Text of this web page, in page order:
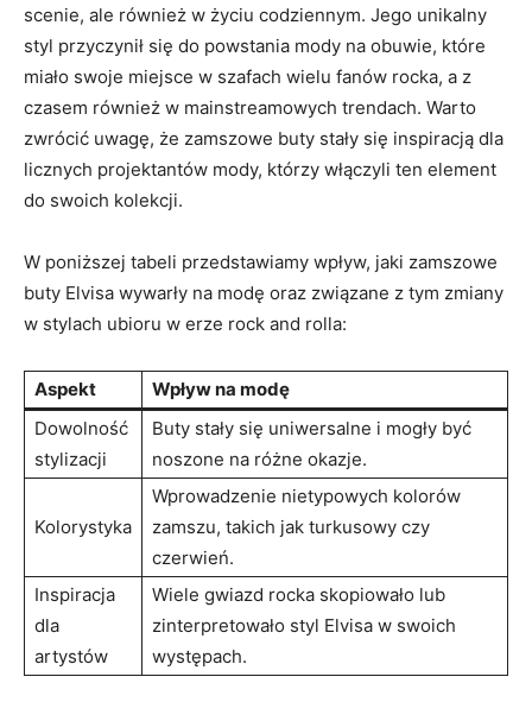
scenie, ale również w życiu codziennym. Jego unikalny
styl przyczynił się do powstania mody na obuwie, które
miało swoje miejsce w szafach wielu fanów rocka, a z
czasem również w mainstreamowych trendach. Warto
zwrócić uwagę, że zamszowe buty stały się inspiracją dla
licznych projektantów mody, którzy włączyli ten element
do swoich kolekcji.
W poniższej tabeli przedstawiamy wpływ, jaki zamszowe
buty Elvisa wywarły na modę oraz związane z tym zmiany
w stylach ubioru w erze rock and rolla:
Aspekt
Wpływ na modę
Dowolność
stylizacji
Buty stały się uniwersalne i mogły być
noszone na różne okazje.
Kolorystyka
Wprowadzenie nietypowych kolorów
zamszu, takich jak turkusowy czy
czerwień.
Inspiracja
dla
artystów
Wiele gwiazd rocka skopiowało lub
zinterpretowało styl Elvisa w swoich
występach.